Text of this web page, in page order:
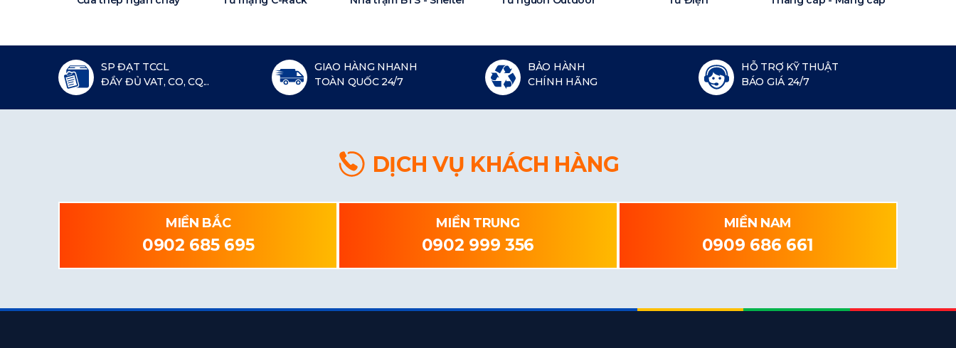
SP ĐẠT TCCL
ĐẦY ĐỦ VAT, CO, CQ...
GIAO HÀNG NHANH
TOÀN QUỐC 24/7
BẢO HÀNH
CHÍNH HÃNG
HỖ TRỢ KỸ THUẬT
BÁO GIÁ 24/7
DỊCH VỤ KHÁCH HÀNG
MIỀN BẮC
0902 685 695
MIỀN TRUNG
0902 999 356
MIỀN NAM
0909 686 661